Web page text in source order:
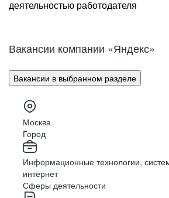
деятельностью работодателя
Вакансии компании «Яндекс»
Вакансии в выбранном разделе
Москва
Город
Информационные технологии,
интернет
Сферы деятельности